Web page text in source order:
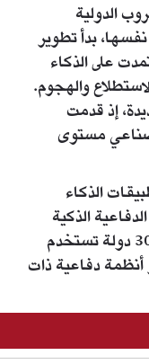
الدولية
نفسها، بدأ تطوير
على الذكاء
والهجوم.
إذ قدمت
مستوى
الذكاء
الذكية
والتحليل التنبؤي، وباتت ما لا يقل عن 30 دولة تستخدم
أنظمة دفاعية ذات